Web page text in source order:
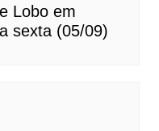
Lobo em
sexta (05/09)